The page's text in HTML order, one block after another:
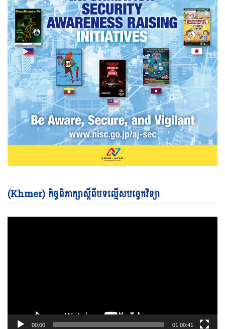
(Khmer) កិច្ចពិភាក្សាស្តីពីបទល្មើសបច្ចេកវិទ្យា
00:00 01:00:41